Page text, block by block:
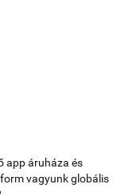
app áruháza és
vagyunk globális